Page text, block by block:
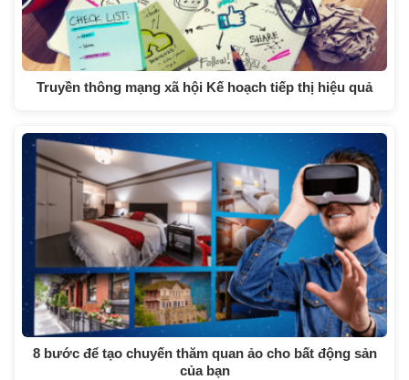
Truyền thông mạng xã hội Kế hoạch tiếp thị hiệu quả
8 bước để tạo chuyến thăm quan ảo cho bất động sản
của bạn